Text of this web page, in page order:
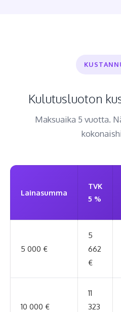
Kulutusluoton
Maksuaika 5 vuotta.
Lainasumma
TVK
5 %
5 000 €
5
662
€
10 000 €
11
323